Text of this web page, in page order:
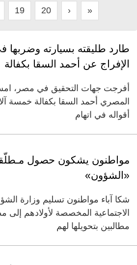
19 20 › »
طارد طليقته بسيارته وضربها
الإفراج عن أحمد السقا بكفالة
أفرجت جهات التحقيق في مصر،
المصري أحمد السقا بكفالة خمسة
أقواله في اتهام
مواطنون يشكون حصول
«الشؤون»
شكا آباء مواطنون تسليم وزارة
الاجتماعية المخصصة لأولادهم إلى
مطالبين بتحويلها لهم